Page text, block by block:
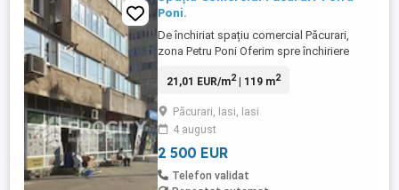
Poni.
De închiriat spațiu comercial Păcurari,
zona Petru Poni Oferim spre închiriere
mp, situat în zona Păcurari Petru Poni,
sau birouri. Acces dublu: intrare față +
intrare spate Vitrină mare vizibilitate
excelentă stradală Centrală ...
21,01 EUR/m2| 119 m2
Păcurari, Iasi, Iasi
4 august
2 500 EUR
Telefon validat